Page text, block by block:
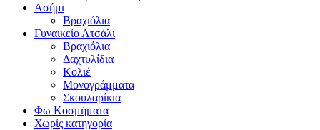
Ασήμι
Βραχιόλια
Γυναικείο Ατσάλι
Βραχιόλια
Δαχτυλίδια
Κολιέ
Μονογράμματα
Σκουλαρίκια
Φω Κοσμήματα
Χωρίς κατηγορία